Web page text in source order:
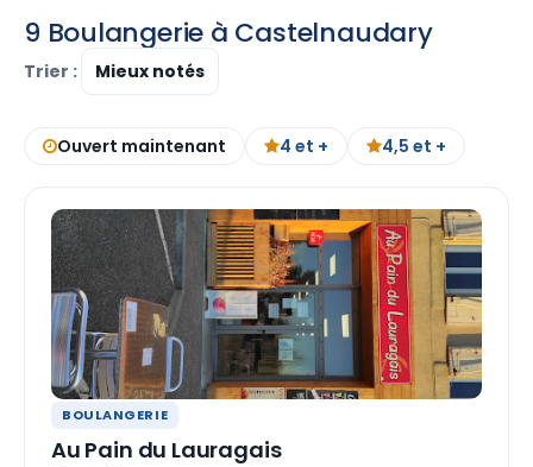
9 Boulangerie à Castelnaudary
Trier :
Ouvert maintenant 4 et + 4,5 et +
BOULANGERIE
Au Pain du Lauragais